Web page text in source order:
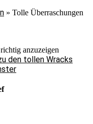
» Tolle Überraschungen
anzuzeigen
den tollen Wracks